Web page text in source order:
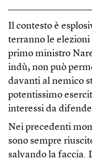
Il contesto è
terranno le
primo ministro
indù, non può
davanti al nemico
potentissimo
interessi da
Nei precedenti
sono sempre
salvando la faccia.